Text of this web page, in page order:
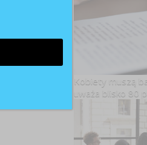
Kobiety muszą
uważa blisko 80